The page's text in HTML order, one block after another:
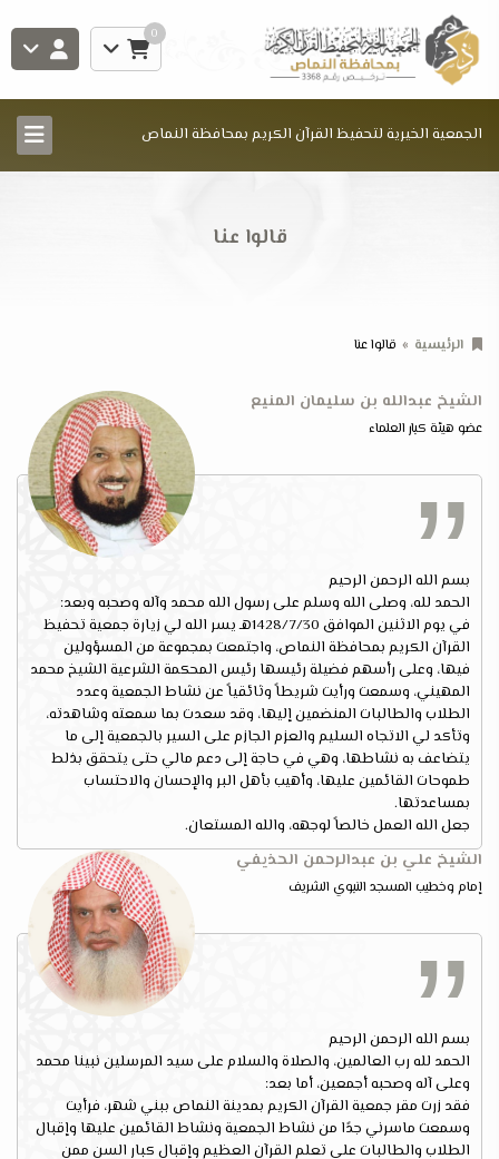
0
الجمعية الخيرية لتحفيظ القرآن الكريم بمحافظة النماص
قالوا عنا
الرئيسية قالوا عنا
الشيخ عبدالله بن سليمان المنيع
عضو هيئة كبار العلماء
بسم الله الرحمن الرحيم
الحمد لله، وصلى الله وسلم على رسول الله محمد وآله وصحبه وبعد:
في يوم الاثنين الموافق 1428/7/30هـ يسر الله لي زيارة جمعية تحفيظ
القرآن الكريم بمحافظة النماص، واجتمعت بمجموعة من المسؤولين
فيها، وعلى رأسهم فضيلة رئيسها رئيس المحكمة الشرعية الشيخ محمد
المهيني، وسمعت ورأيت شريطاً وثائقياً عن نشاط الجمعية وعدد
الطلاب والطالبات المنضمين إليها، وقد سعدت بما سمعته وشاهدته،
وتأكد لي الاتجاه السليم والعزم الجازم على السير بالجمعية إلى ما
يتضاعف به نشاطها، وهي في حاجة إلى دعم مالي حتى يتحقق بذلط
طموحات القائمين عليها، وأهيب بأهل البر والإحسان والاحتساب
بمساعدتها.
جعل الله العمل خالصاً لوجهه، والله المستعان.
الشيخ علي بن عبدالرحمن الحذيفي
إمام وخطيب المسجد النبوي الشريف
بسم الله الرحمن الرحيم
الحمد لله رب العالمين، والصلاة والسلام على سيد المرسلين نبينا محمد
وعلى آله وصحبه أجمعين، أما بعد:
فقد زرت مقر جمعية القرآن الكريم بمدينة النماص ببني شهر، فرأيت
وسمعت ماسرني جدًا من نشاط الجمعية ونشاط القائمين عليها وإقبال
الطلاب والطالبات على تعلم القرآن العظيم وإقبال كبار السن ممن